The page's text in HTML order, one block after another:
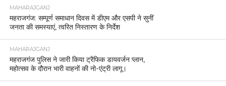
MAHARAJGANJ
महराजगंज: सम्पूर्ण समाधान दिवस में डीएम और एसपी ने सुनीं
जनता की समस्याएं, त्वरित निस्तारण के निर्देश
MAHARAJGANJ
महराजगंज पुलिस ने जारी किया ट्रैफिक डायवर्जन प्लान,
महोत्सव के दौरान भारी वाहनों की नो-एंट्री लागू।